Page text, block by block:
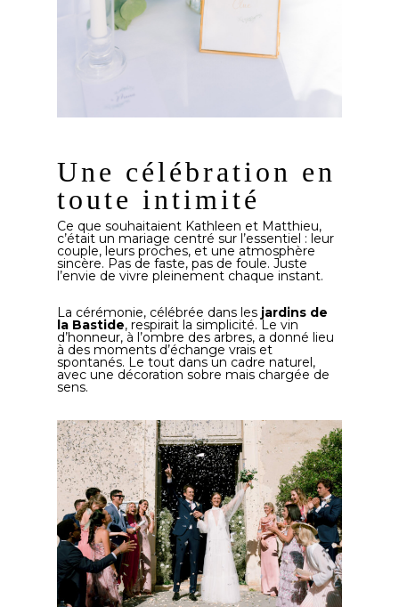
Une célébration en
toute intimité
Ce que souhaitaient Kathleen et Matthieu,
c’était un mariage centré sur l’essentiel : leur
couple, leurs proches, et une atmosphère
sincère. Pas de faste, pas de foule. Juste
l’envie de vivre pleinement chaque instant.
La cérémonie, célébrée dans les jardins de
la Bastide, respirait la simplicité. Le vin
d’honneur, à l’ombre des arbres, a donné lieu
à des moments d’échange vrais et
spontanés. Le tout dans un cadre naturel,
avec une décoration sobre mais chargée de
sens.